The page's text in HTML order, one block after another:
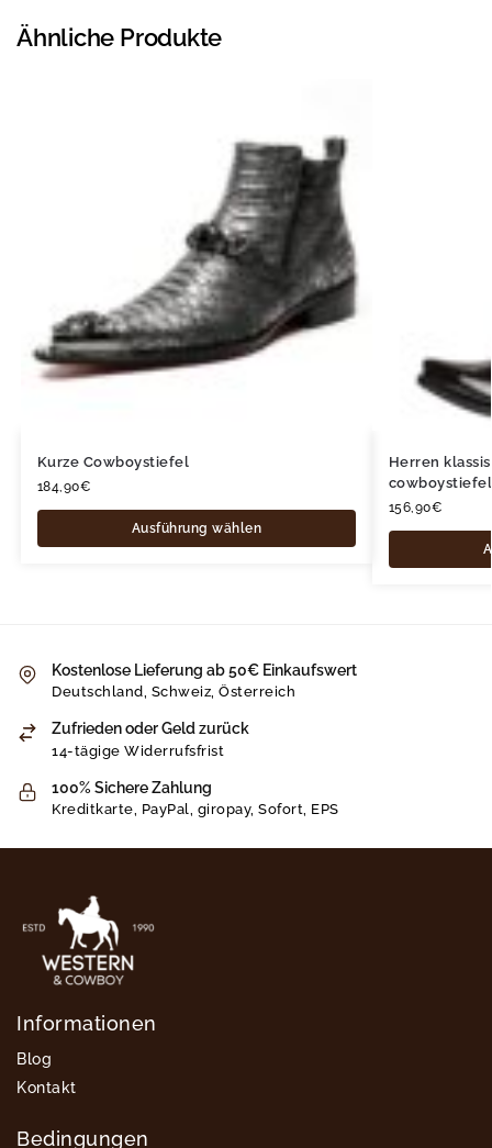
Ähnliche Produkte
Kurze Cowboystiefel
184,90€
Ausführung wählen
Herren
156,90€
Kostenlose Lieferung ab 50€ Einkaufswert
Deutschland, Schweiz, Österreich
Zufrieden oder Geld zurück
14-tägige Widerrufsfrist
100% Sichere Zahlung
Kreditkarte, PayPal, giropay, Sofort, EPS
Informationen
Blog
Kontakt
Bedingungen